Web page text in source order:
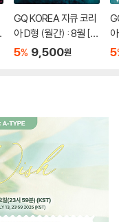
GQ KOREA 지큐 코리
아 D형 (월간) : 8월 [2
026]
5% 9,500원 5